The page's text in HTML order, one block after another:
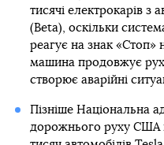
тисячі електрокарів з
(Beta), оскільки
реагує на знак «Стоп»
машина продовжує
створює аварійні
Пізніше Національна
дорожнього руху США